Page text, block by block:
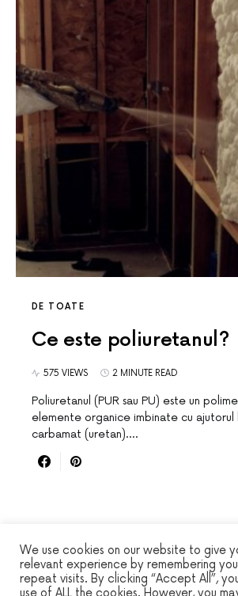
DE TOATE
Ce este poliuretanul?
575 VIEWS 2 MINUTE READ
Poliuretanul (PUR sau PU) este un
elemente organice imbinate cu
carbamat (uretan).…
We use cookies on our website to give
relevant experience by remembering
repeat visits. By clicking “Accept All”,
use of ALL the cookies. However, you